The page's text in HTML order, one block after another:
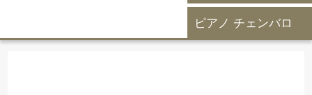
ピアノ チェンバロ